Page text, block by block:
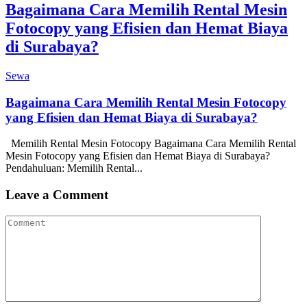
Bagaimana Cara Memilih Rental Mesin
Fotocopy yang Efisien dan Hemat Biaya
di Surabaya?
Sewa
Bagaimana Cara Memilih Rental Mesin Fotocopy
yang Efisien dan Hemat Biaya di Surabaya?
Memilih Rental Mesin Fotocopy Bagaimana Cara Memilih Rental
Mesin Fotocopy yang Efisien dan Hemat Biaya di Surabaya?
Pendahuluan: Memilih Rental...
Leave a Comment